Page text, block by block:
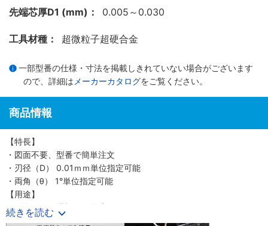
先端芯厚D1 (mm)： 0.005～0.030
工具材種： 超微粒子超硬合金
一部型番の仕様・寸法を掲載しきれていない場合がございます
ので、詳細は メーカーカタログをご覧ください。
商品情報
【特長】
・図面不要、型番で簡単注文
・刃径（D） 0.01ｍｍ単位指定可能
・両角（θ） 1°単位指定可能
【用途】
・面取り・Ｖ溝加工の最適
・プランジャーの位置決め穴や溝の加工にも対応
続きを読む